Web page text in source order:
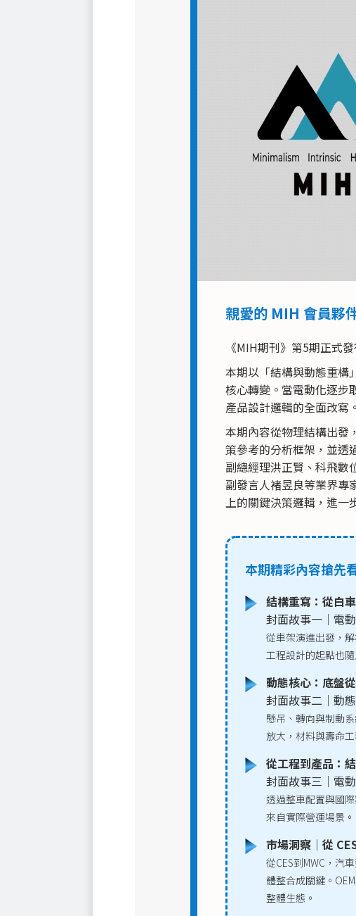
親愛的 MIH 會員夥
《MIH期刊》第5期正式發
本期以「結構與動態重構
核心轉變。當電動化逐步
產品設計邏輯的全面改寫。
本期內容從物理結構出發
策參考的分析框架，並透
副總經理洪正賢、科飛數
副發言人褚昱良等業界專
上的關鍵決策邏輯，進一
本期精彩內容搶先
結構重寫：從白
封面故事一｜電
從車架演進出發，
工程設計的起點也隨
動態核心：底盤
封面故事二｜動
懸吊、轉向與制動
放大，材料與壽命
從工程到產品：
封面故事三｜電
透過整車配置與國
來自實際營運場景。
市場洞察｜從
從CES到MWC，汽
體整合成關鍵。
整體生態。